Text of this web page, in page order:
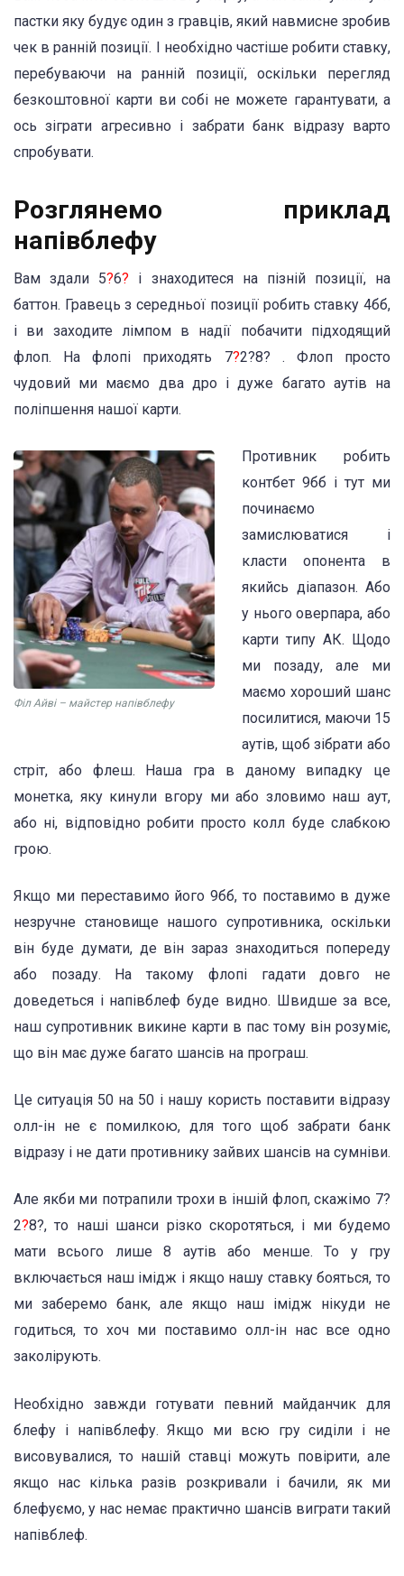
пастки яку будує один з гравців, який навмисне зробив
чек в ранній позиції. І необхідно частіше робити ставку,
перебуваючи на ранній позиції, оскільки перегляд
безкоштовної карти ви собі не можете гарантувати, а
ось зіграти агресивно і забрати банк відразу варто
спробувати.
Розглянемо приклад
напівблефу
Вам здали 5?6? і знаходитеся на пізній позиції, на
баттон. Гравець з середньої позиції робить ставку 4бб,
і ви заходите лімпом в надії побачити підходящий
флоп. На флопі приходять 7?2?8? . Флоп просто
чудовий ми маємо два дро і дуже багато аутів на
поліпшення нашої карти.
Філ Айві – майстер напівблефу
Противник робить
контбет 9бб і тут ми
починаємо
замислюватися і
класти опонента в
якийсь діапазон. Або
у нього оверпара, або
карти типу АК. Щодо
ми позаду, але ми
маємо хороший шанс
посилитися, маючи 15
аутів, щоб зібрати або
стріт, або флеш. Наша гра в даному випадку це
монетка, яку кинули вгору ми або зловимо наш аут,
або ні, відповідно робити просто колл буде слабкою
грою.
Якщо ми переставимо його 9бб, то поставимо в дуже
незручне становище нашого супротивника, оскільки
він буде думати, де він зараз знаходиться попереду
або позаду. На такому флопі гадати довго не
доведеться і напівблеф буде видно. Швидше за все,
наш супротивник викине карти в пас тому він розуміє,
що він має дуже багато шансів на програш.
Це ситуація 50 на 50 і нашу користь поставити відразу
олл-ін не є помилкою, для того щоб забрати банк
відразу і не дати противнику зайвих шансів на сумніви.
Але якби ми потрапили трохи в іншій флоп, скажімо 7?
2?8?, то наші шанси різко скоротяться, і ми будемо
мати всього лише 8 аутів або менше. То у гру
включається наш імідж і якщо нашу ставку бояться, то
ми заберемо банк, але якщо наш імідж нікуди не
годиться, то хоч ми поставимо олл-ін нас все одно
заколірують.
Необхідно завжди готувати певний майданчик для
блефу і напівблефу. Якщо ми всю гру сиділи і не
висовувалися, то нашій ставці можуть повірити, але
якщо нас кілька разів розкривали і бачили, як ми
блефуємо, у нас немає практично шансів виграти такий
напівблеф.